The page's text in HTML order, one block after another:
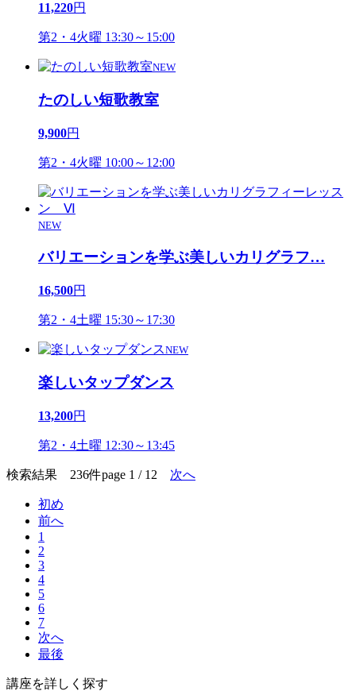
11,220円
第2・4火曜 13:30～15:00
NEW
たのしい短歌教室
9,900円
第2・4火曜 10:00～12:00
NEW
バリエーションを学ぶ美しいカリグラフ…
16,500円
第2・4土曜 15:30～17:30
NEW
楽しいタップダンス
13,200円
第2・4土曜 12:30～13:45
検索結果 236件page 1 / 12 次へ
初め
前へ
1
2
3
4
5
6
7
次へ
最後
講座を詳しく探す